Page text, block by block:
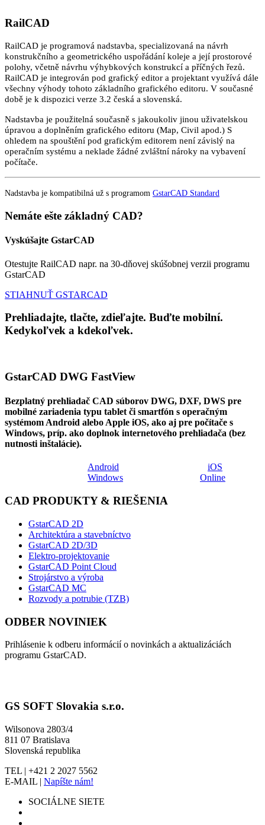
RailCAD
RailCAD je programová nadstavba, specializovaná na návrh
konstrukčního a geometrického uspořádání koleje a její prostorové
polohy, včetně návrhu výhybkových konstrukcí a příčných řezů.
RailCAD je integrován pod grafický editor a projektant využívá dále
všechny výhody tohoto základního grafického editoru. V současné
době je k dispozici verze 3.2 česká a slovenská.
Nadstavba je použitelná současně s jakoukoliv jinou uživatelskou
úpravou a doplněním grafického editoru (Map, Civil apod.) S
ohledem na spouštění pod grafickým editorem není závislý na
operačním systému a neklade žádné zvláštní nároky na vybavení
počítače.
Nadstavba je kompatibilná už s programom GstarCAD Standard
Nemáte ešte základný CAD?
Vyskúšajte GstarCAD
Otestujte RailCAD napr. na 30-dňovej skúšobnej verzii programu
GstarCAD
STIAHNUŤ GSTARCAD
Prehliadajte, tlačte, zdieľajte. Buďte mobilní.
Kedykoľvek a kdekoľvek.
GstarCAD DWG FastView
Bezplatný prehliadač CAD súborov DWG, DXF, DWS pre
mobilné zariadenia typu tablet či smartfón s operačným
systémom Android alebo Apple iOS, ako aj pre počítače s
Windows, príp. ako doplnok internetového prehliadača (bez
nutnosti inštalácie).
Android
iOS
Windows
Online
CAD PRODUKTY & RIEŠENIA
GstarCAD 2D
Architektúra a stavebníctvo
GstarCAD 2D/3D
Elektro-projektovanie
GstarCAD Point Cloud
Strojárstvo a výroba
GstarCAD MC
Rozvody a potrubie (TZB)
ODBER NOVINIEK
Prihlásenie k odberu informácií o novinkách a aktualizáciách
programu GstarCAD.
GS SOFT Slovakia s.r.o.
Wilsonova 2803/4
811 07 Bratislava
Slovenská republika
TEL | +421 2 2027 5562
E-MAIL | Napíšte nám!
SOCIÁLNE SIETE